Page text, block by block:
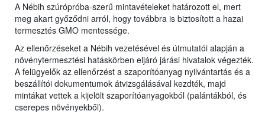
A Nébih szúrópróba-szerű mintavételeket határozott el, mert
meg akart győződni arról, hogy továbbra is biztosított a hazai
termesztés GMO mentessége.
Az ellenőrzéseket a Nébih vezetésével és útmutatói alapján a
növénytermesztési hatáskörben eljáró járási hivatalok végezték.
A felügyelők az ellenőrzést a szaporítóanyag nyilvántartás és a
beszállítói dokumentumok átvizsgálásával kezdték, majd
mintákat vettek a kijelölt szaporítóanyagokból (palántákból, és
cserepes növényekből).